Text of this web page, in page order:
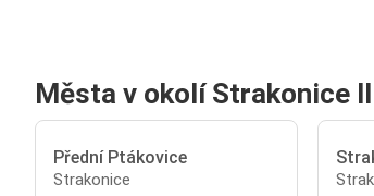
Města v okolí Strakonice II
Přední Ptákovice
Strakonice